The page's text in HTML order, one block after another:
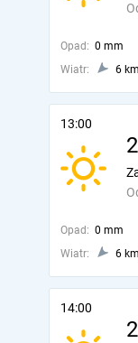
Opad: 0 mm
Wiatr:
6
13:00
Opad: 0 mm
Wiatr:
6
14:00